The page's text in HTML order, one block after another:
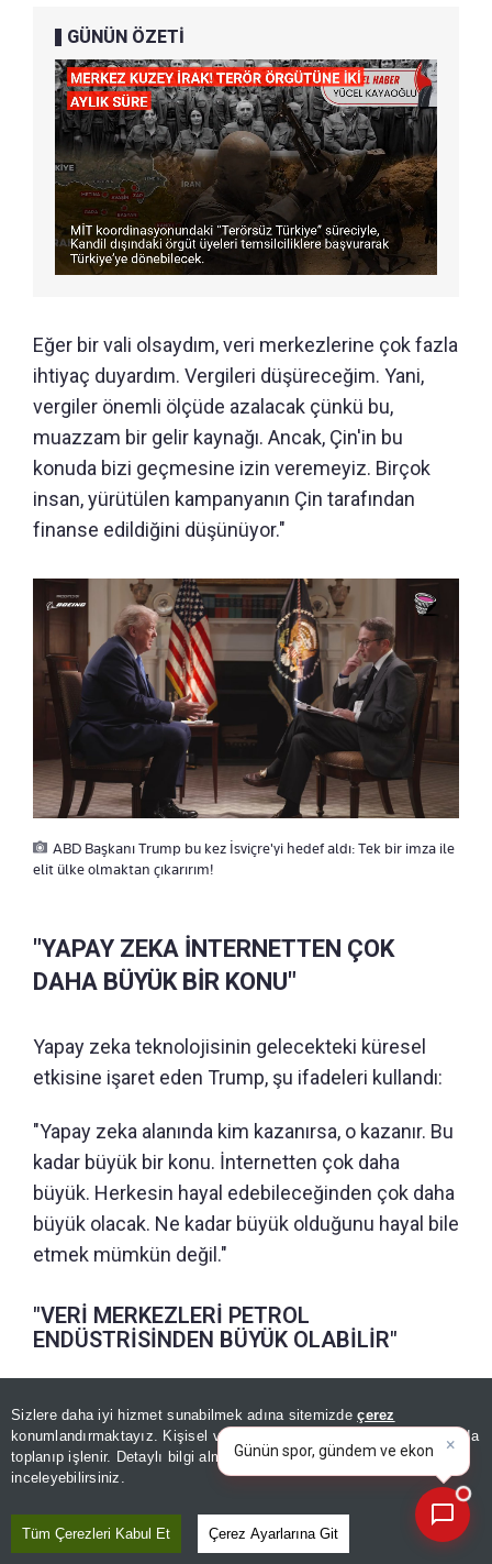
Sizlere daha iyi hizmet sunabilmek adına sitemizdeçerez
konumlandırmaktayız. Kişisel verileriniz, KVKK ve GDPR kapsamında
toplanıp işlenir. Detaylı bilgi almak içinAydınlatma Metnimizi
inceleyebilirsiniz.
Tüm Çerezleri Kabul Et Çerez Ayarlarına Git
GÜNÜN ÖZETİ
Eğer bir vali olsaydım, veri merkezlerine çok fazla
ihtiyaç duyardım. Vergileri düşüreceğim. Yani,
vergiler önemli ölçüde azalacak çünkü bu,
muazzam bir gelir kaynağı. Ancak, Çin'in bu
konuda bizi geçmesine izin veremeyiz. Birçok
insan, yürütülen kampanyanın Çin tarafından
finanse edildiğini düşünüyor."
ABD Başkanı Trump bu kez İsviçre'yi hedef aldı: Tek bir imza ile
elit ülke olmaktan çıkarırım!
"YAPAY ZEKA İNTERNETTEN ÇOK
DAHA BÜYÜK BİR KONU"
Yapay zeka teknolojisinin gelecekteki küresel
etkisine işaret eden Trump, şu ifadeleri kullandı:
"Yapay zeka alanında kim kazanırsa, o kazanır. Bu
kadar büyük bir konu. İnternetten çok daha
büyük. Herkesin hayal edebileceğinden çok daha
büyük olacak. Ne kadar büyük olduğunu hayal bile
etmek mümkün değil."
"VERİ MERKEZLERİ PETROL
ENDÜSTRİSİNDEN BÜYÜK OLABİLİR"
çeken Trump, şöyle konuştu:
"Geçtiğimiz günlerde Teksas'ın veri merkezlerine
karşı olduğunu gördüm. Bence bu bir hata. Ben
herhangi bir pozisyon almıyorum, sadece bunun
Günün spor, gündem ve
ekonomi gelişmelerini analiz
edin!|